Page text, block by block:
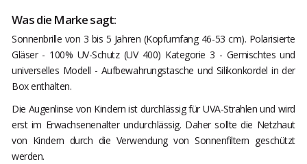
Was die Marke sagt:
Sonnenbrille von 3 bis 5 Jahren (Kopfumfang 46-53 cm). Polarisierte
Gläser - 100% UV-Schutz (UV 400) Kategorie 3 - Gemischtes und
universelles Modell - Aufbewahrungstasche und Silikonkordel in der
Box enthalten.
Die Augenlinse von Kindern ist durchlässig für UVA-Strahlen und wird
erst im Erwachsenenalter undurchlässig. Daher sollte die Netzhaut
von Kindern durch die Verwendung von Sonnenfiltern geschützt
werden.